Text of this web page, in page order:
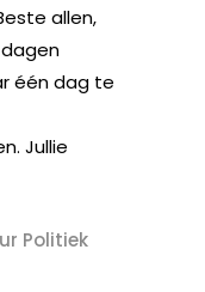
allen,
één dag te
Jullie
Politiek